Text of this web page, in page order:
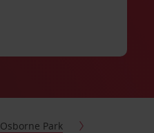
Osborne Park